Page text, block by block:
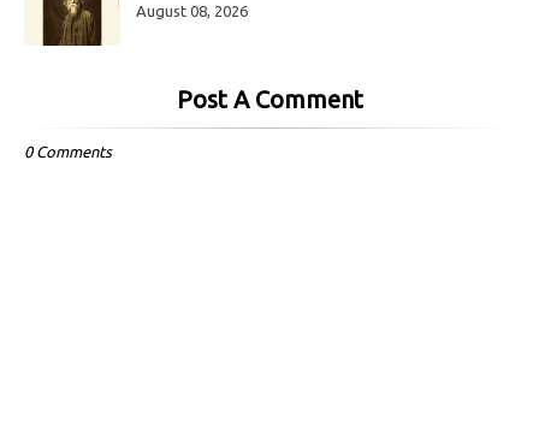
August 08, 2026
Post A Comment
0 Comments